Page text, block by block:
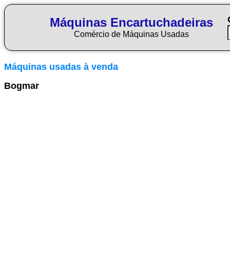
Máquinas Encartuchadeiras
Comércio de Máquinas Usadas
Máquinas usadas à venda
Bogmar